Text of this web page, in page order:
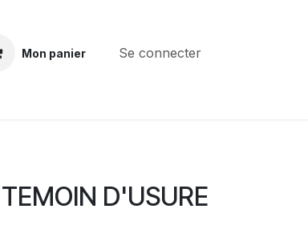
Mon panier Se connecter
D'USURE